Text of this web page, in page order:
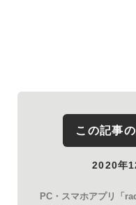
この記事
2020年
PC・スマホアプリ「